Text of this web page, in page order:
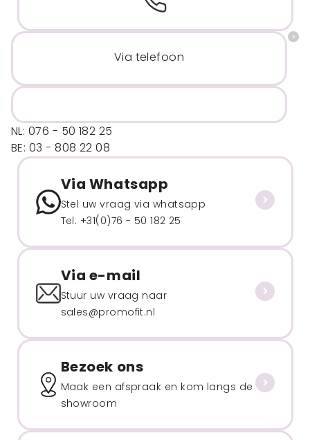
Via telefoon
NL: 076 - 50 182 25
BE: 03 - 808 22 08
Via Whatsapp
Stel uw vraag via whatsapp
Tel: +31(0)76 - 50 182 25
Via e-mail
Stuur uw vraag naar
sales@promofit.nl
Bezoek ons
Maak een afspraak en kom langs de
showroom